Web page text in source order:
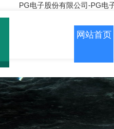
PG电子股份有限公司-PG电
网站首页